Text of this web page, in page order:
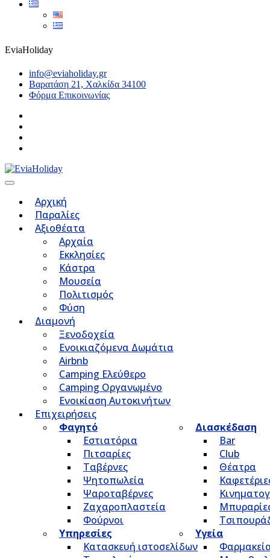
EviaHoliday
info@eviaholiday.gr
Βαρατάση 21, Χαλκίδα 34100
Φόρμα Επικοινωνίας
Αρχική
Παραλίες
Αξιοθέατα
Αρχαία
Εκκλησίες
Κάστρα
Μουσεία
Πολιτισμός
Φύση
Διαμονή
Ξενοδοχεία
Ενοικιαζόμενα Δωμάτια
Airbnb
Camping Ελεύθερο
Camping Οργανωμένο
Ενοικίαση Αυτοκινήτων
Επιχειρήσεις
Φαγητό
Εστιατόρια
Πιτσαρίες
Ταβέρνες
Ψητοπωλεία
Ψαροταβέρνες
Ζαχαροπλαστεία
Φούρνοι
Διασκέδαση
Bar
Club
Θέατρα
Υπηρεσίες
Κατασκευή ιστοσελίδων
Υγεία